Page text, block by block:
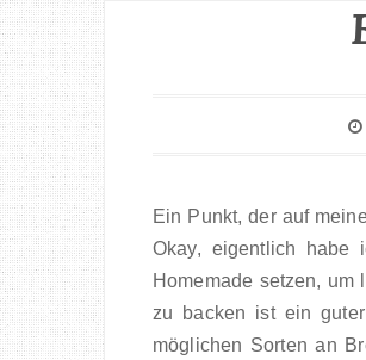
Ein Punkt, der auf
Okay, eigentlich habe
Homemade setzen, um
zu backen ist ein
möglichen Sorten an